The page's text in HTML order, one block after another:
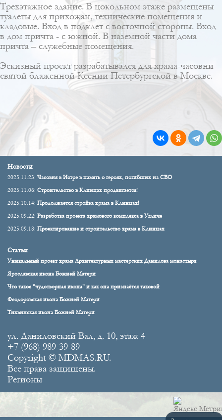
Трехэтажное здание. В цокольном этаже размещены
туалеты для прихожан, технические помещения и
кладовые. Вход в подклет с восточной стороны. Вход
в дом причта - с южной. В наземной части дома
причта – служебные помещения.
Эскизный проект разрабатывался для храма-часовни
святой блаженной Ксении Петербургской в Москве.
Новости
2025.11.23: Часовня в Истре в память о героях, погибших на СВО
2025.11.06: Строительство в Клинцах продвигается!
2025.10.14: Продолжается стройка храма в Клинцах!
2025.09.22: Разработка проекта храмового комплекса в Угличе
2025.09.18: Проектирование и строительство храма в Клинцах
Статьи
Уникальный проект храма Архитектурных мастерских Данилова монастыря
Ярославская икона Божией Матери
Что такое "чудотворная икона" и как она признаётся таковой
Феодоровская икона Божией Матери
Тихвинская икона Божией Матери
ул. Даниловский Вал, д. 10, этаж 4
+7 (968) 989-39-89
Copyright © MDMAS.RU.
Все права защищены.
Регионы